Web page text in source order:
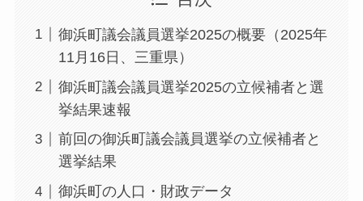
御浜町議会議員選挙2025の概要（2025年
11月16日、三重県）
御浜町議会議員選挙2025の立候補者と選
挙結果速報
前回の御浜町議会議員選挙の立候補者と
選挙結果
御浜町の人口・財政データ